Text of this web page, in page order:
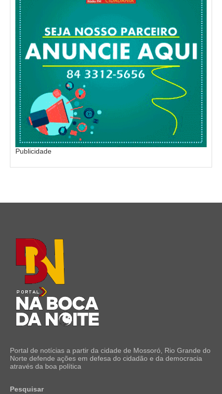
Publicidade
Portal de notícias a partir da cidade de Mossoró, Rio Grande do
Norte defende ações em defesa do cidadão e da democracia
através da boa política
Pesquisar